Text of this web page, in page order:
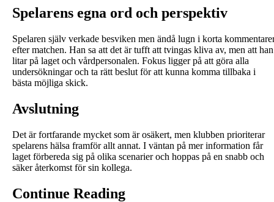
Spelarens egna ord och perspektiv
Spelaren själv verkade besviken men ändå lugn i korta
efter matchen. Han sa att det är tufft att tvingas kliva av, men att han
litar på laget och vårdpersonalen. Fokus ligger på att göra alla
undersökningar och ta rätt beslut för att kunna komma tillbaka i
bästa möjliga skick.
Avslutning
Det är fortfarande mycket som är osäkert, men klubben prioriterar
spelarens hälsa framför allt annat. I väntan på mer information får
laget förbereda sig på olika scenarier och hoppas på en snabb och
säker återkomst för sin kollega.
Continue Reading